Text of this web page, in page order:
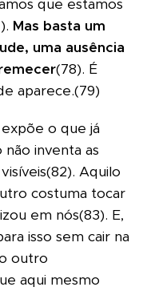
que estamos
Mas basta um
uma ausência
(78). É
aparece.(79)
o que já
inventa as
Aquilo
costuma tocar
em nós(83). E,
isso sem cair na
outro
aqui mesmo